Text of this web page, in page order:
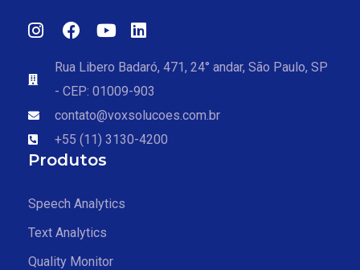
Rua Libero Badaró, 471, 24° andar, São Paulo, SP
- CEP: 01009-903
contato@voxsolucoes.com.br
+55 (11) 3130-4200
Produtos
Speech Analytics
Text Analytics
Quality Monitor